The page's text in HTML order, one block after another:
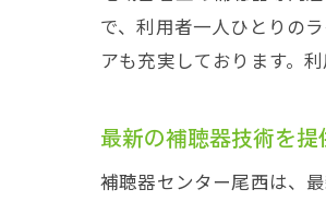
で、利用者一人ひとりの
アも充実しております。
最新の補聴器技術を提
補聴器センター尾西は、